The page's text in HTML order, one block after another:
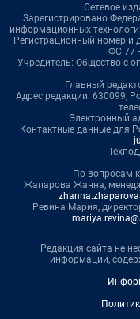
Сетевое
Зарегистрировано
информационных
Регистрационный номер и
ФС 77
Учредитель: Общество с
Главный
Адрес редакции: 630099,
Электронный
Контактные данные для
По вопросам
Жапарова Жанна,
Ревина Мария,
Редакция сайта не
информации,